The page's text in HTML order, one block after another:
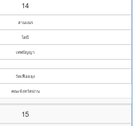
14
สามเณร
โตบี
เทพปัญญา
วัดเฟือยลุง
คณะจังหวัดน่าน
15